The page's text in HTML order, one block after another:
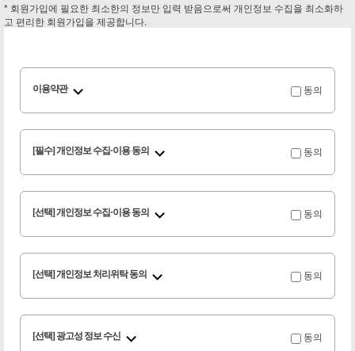
* 회원가입에 필요한 최소한의 정보만 입력 받음으로써 개인정보 수집을 최소화하
고 편리한 회원가입을 제공합니다.
이용약관 동의
[필수] 개인정보 수집·이용 동의 동의
[선택] 개인정보 수집·이용 동의 동의
[선택] 개인정보 처리위탁 동의 동의
[선택] 광고성 정보 수신 동의